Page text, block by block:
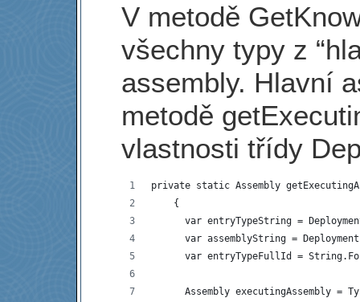
V metodě
všechny typy z
assembly. Hlavní
metodě
vlastnosti třídy
private static Assembly
    {
var entryTypeString =
var assemblyString =
var entryTypeFullId =
Assembly executingAssembly =